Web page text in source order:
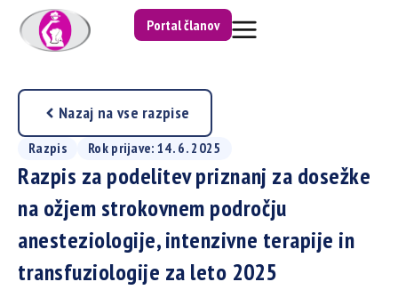
Portal članov
Nazaj na vse razpise
Razpis Rok prijave: 14. 6. 2025
Razpis za podelitev priznanj za dosežke
na ožjem strokovnem področju
anesteziologije, intenzivne terapije in
transfuziologije za leto 2025